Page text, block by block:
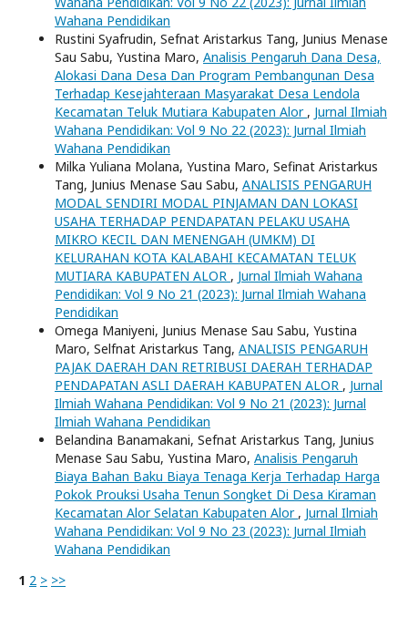
Wahana Pendidikan
Rustini Syafrudin, Sefnat Aristarkus Tang, Junius Menase
Sau Sabu, Yustina Maro, Analisis Pengaruh Dana Desa,
Alokasi Dana Desa Dan Program Pembangunan Desa
Terhadap Kesejahteraan Masyarakat Desa Lendola
Kecamatan Teluk Mutiara Kabupaten Alor , Jurnal Ilmiah
Wahana Pendidikan: Vol 9 No 22 (2023): Jurnal Ilmiah
Wahana Pendidikan
Milka Yuliana Molana, Yustina Maro, Sefinat Aristarkus
Tang, Junius Menase Sau Sabu, ANALISIS PENGARUH
MODAL SENDIRI MODAL PINJAMAN DAN LOKASI
USAHA TERHADAP PENDAPATAN PELAKU USAHA
MIKRO KECIL DAN MENENGAH (UMKM) DI
KELURAHAN KOTA KALABAHI KECAMATAN TELUK
MUTIARA KABUPATEN ALOR , Jurnal Ilmiah Wahana
Pendidikan: Vol 9 No 21 (2023): Jurnal Ilmiah Wahana
Pendidikan
Omega Maniyeni, Junius Menase Sau Sabu, Yustina
Maro, Selfnat Aristarkus Tang, ANALISIS PENGARUH
PAJAK DAERAH DAN RETRIBUSI DAERAH TERHADAP
PENDAPATAN ASLI DAERAH KABUPATEN ALOR , Jurnal
Ilmiah Wahana Pendidikan: Vol 9 No 21 (2023): Jurnal
Ilmiah Wahana Pendidikan
Belandina Banamakani, Sefnat Aristarkus Tang, Junius
Menase Sau Sabu, Yustina Maro, Analisis Pengaruh
Biaya Bahan Baku Biaya Tenaga Kerja Terhadap Harga
Pokok Prouksi Usaha Tenun Songket Di Desa Kiraman
Kecamatan Alor Selatan Kabupaten Alor , Jurnal Ilmiah
Wahana Pendidikan: Vol 9 No 23 (2023): Jurnal Ilmiah
Wahana Pendidikan
1 2 > >>